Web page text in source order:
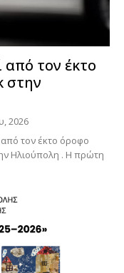
από τον έκτο
στην
2026
τον έκτο όροφο
. Η πρώτη